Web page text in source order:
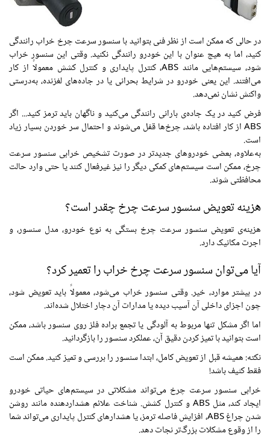
در حالی که ممکن است از نظر فنی بتوانید با سنسور سرعت چرخ خراب رانندگی
کنید، اما به هیچ عنوان با این خودرو رانندگی نکنید. وقتی این سنسور خراب
شود، سیستم‌هایی مانند ABS، کنترل پایداری و کنترل کشش معمولاً از کار
می‌افتند. این یعنی خودرو در شرایط بحرانی یا در جاده‌های لغزنده، به‌درستی
واکنش نشان نمی‌دهد.
فرض کنید در یک جاده‌ی بارانی رانندگی می‌کنید و ناگهان باید ترمز کنید... اگر
ABS از کار افتاده باشد، چرخ‌ها قفل می‌شوند و احتمال سر خوردن بسیار زیاد
است.
به‌علاوه، بعضی خودروهای جدیدتر در صورت تشخیص خرابی سنسور سرعت
چرخ، ممکن است سیستم‌های کمکی دیگر را نیز غیرفعال کنند یا حتی وارد حالت
محافظتی شوند.
هزینه تعویض سنسور سرعت چرخ چقدر است؟
هزینه‌ی تعویض سنسور سرعت چرخ بستگی به نوع خودرو، مدل سنسور، و
اجرت مکانیک دارد.
آیا می‌توان سنسور سرعت چرخ خراب را تعمیر کرد؟
در بیشتر موارد، خیر. وقتی سنسور خراب می‌شود، معمولاً باید تعویض شود،
چون اجزای داخلی آن آسیب دیده یا مدارات آن دچار اختلال شده‌اند.
اما اگر مشکل تنها مربوط به آلودگی یا تجمع براده فلز روی سنسور باشد، ممکن
است بتوانید با تمیز کردن دقیق آن، عملکرد سنسور را بازگردانید.
نکته: همیشه قبل از تعویض کامل، ابتدا سنسور را بررسی و تمیز کنید. ممکن است
فقط کثیف باشد!
خرابی سنسور سرعت چرخ می‌تواند مشکلاتی در سیستم‌های حیاتی خودرو
ایجاد کند، مثل ABS و کنترل کشش. شناخت علائم هشداردهنده مانند روشن
شدن چراغ ABS، افزایش فاصله ترمز، یا هشدارهای کنترل پایداری می‌تواند شما
را از وقوع مشکلات بزرگ‌تر نجات دهد.